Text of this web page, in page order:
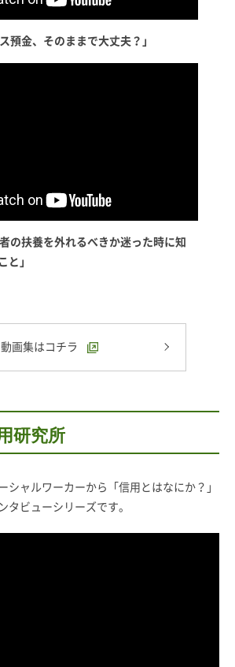
預金、そのままで大丈夫？」
の扶養を外れるべきか迷った時に知
と」
動画集はコチラ
研究所
シャルワーカーから「信用とはなにか？」
タビューシリーズです。